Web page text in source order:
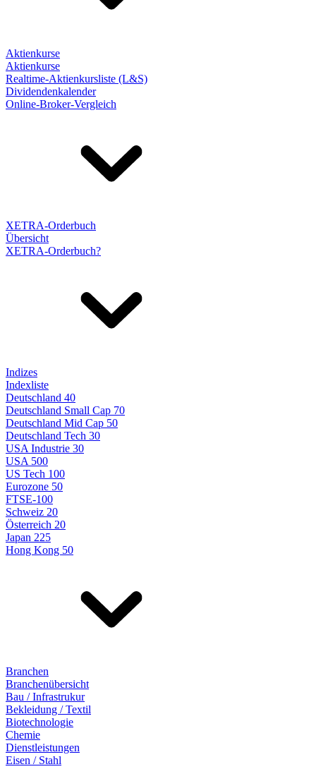
Aktienkurse
Aktienkurse
Realtime-Aktienkursliste (L&S)
Dividendenkalender
Online-Broker-Vergleich
XETRA-Orderbuch
Übersicht
XETRA-Orderbuch?
Indizes
Indexliste
Deutschland 40
Deutschland Small Cap 70
Deutschland Mid Cap 50
Deutschland Tech 30
USA Industrie 30
USA 500
US Tech 100
Eurozone 50
FTSE-100
Schweiz 20
Österreich 20
Japan 225
Hong Kong 50
Branchen
Branchenübersicht
Bau / Infrastrukur
Bekleidung / Textil
Biotechnologie
Chemie
Dienstleistungen
Eisen / Stahl